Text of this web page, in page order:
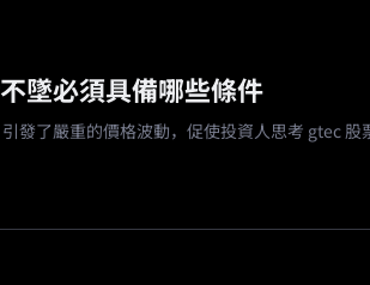
墜必須具備哪些條件
發了嚴重的價格波動，促使投資人思考 gtec 股